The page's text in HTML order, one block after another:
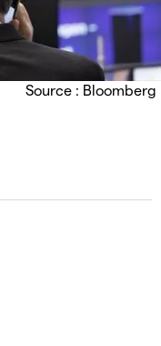
Source : Bloomberg